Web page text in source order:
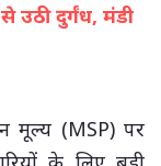
उठी दुर्गंध, मंडी
मूल्य (MSP) पर